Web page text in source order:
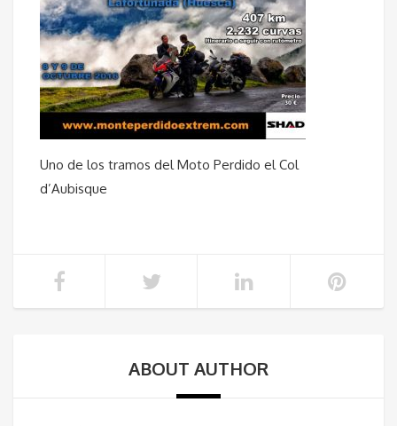
Uno de los tramos del Moto Perdido el Col
d’Aubisque
ABOUT AUTHOR